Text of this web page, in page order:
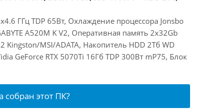
ГГц TDP 65Вт, Охлаждение процессора Jonsbo
A520M K V2, Оперативная память 2x32Gb
Kingston/MSI/ADATA, Накопитель HDD 2Тб WD
GeForce RTX 5070Ti 16Гб TDP 300Вт mP75, Блок
собран этот ПК?